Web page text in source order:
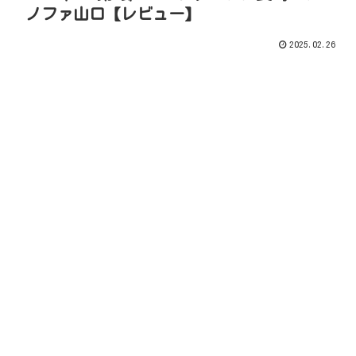
ノファ山口【レビュー】
2025.02.26